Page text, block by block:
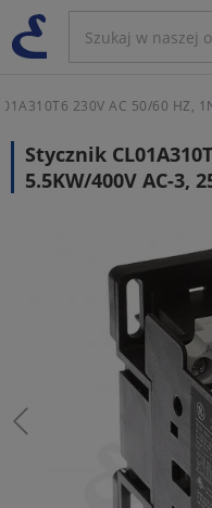
230V AC 50/60 HZ,
Stycznik
5.5KW/400V AC-3,